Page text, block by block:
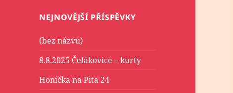
NEJNOVĚJŠÍ PŘÍSPĚVKY
(bez názvu)
8.8.2025 Čelákovice – kurty
Honička na Pita 24